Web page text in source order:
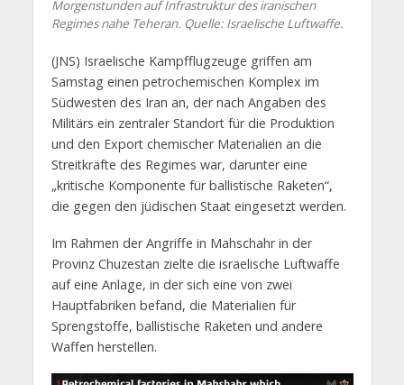
Morgenstunden auf Infrastruktur des iranischen
Regimes nahe Teheran. Quelle: Israelische Luftwaffe.
(JNS) Israelische Kampfflugzeuge griffen am
Samstag einen petrochemischen Komplex im
Südwesten des Iran an, der nach Angaben des
Militärs ein zentraler Standort für die Produktion
und den Export chemischer Materialien an die
Streitkräfte des Regimes war, darunter eine
„kritische Komponente für ballistische Raketen“,
die gegen den jüdischen Staat eingesetzt werden.
Im Rahmen der Angriffe in Mahschahr in der
Provinz Chuzestan zielte die israelische Luftwaffe
auf eine Anlage, in der sich eine von zwei
Hauptfabriken befand, die Materialien für
Sprengstoffe, ballistische Raketen und andere
Waffen herstellen.